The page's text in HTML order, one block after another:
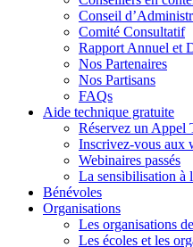
Conseil
Comité Consultatif
Rapport Annuel et
Nos Partenaires
Nos Partisans
FAQs
Aide technique gratuite
Réservez un Appel
Inscrivez-vous aux
Webinaires passés
La sensibilisation à
Bénévoles
Organisations
Les organisations
Les écoles et les